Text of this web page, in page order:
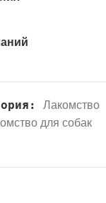
Лакомство
для собак